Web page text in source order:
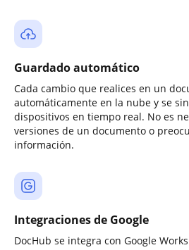
Guardado automático
Cada cambio que realices en un
automáticamente en la nube y se
dispositivos en tiempo real. No es
versiones de un documento o
información.
Integraciones de Google
DocHub se integra con Google